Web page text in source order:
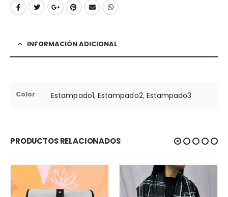
INFORMACIÓN ADICIONAL
Color Estampado1, Estampado2, Estampado3
PRODUCTOS RELACIONADOS